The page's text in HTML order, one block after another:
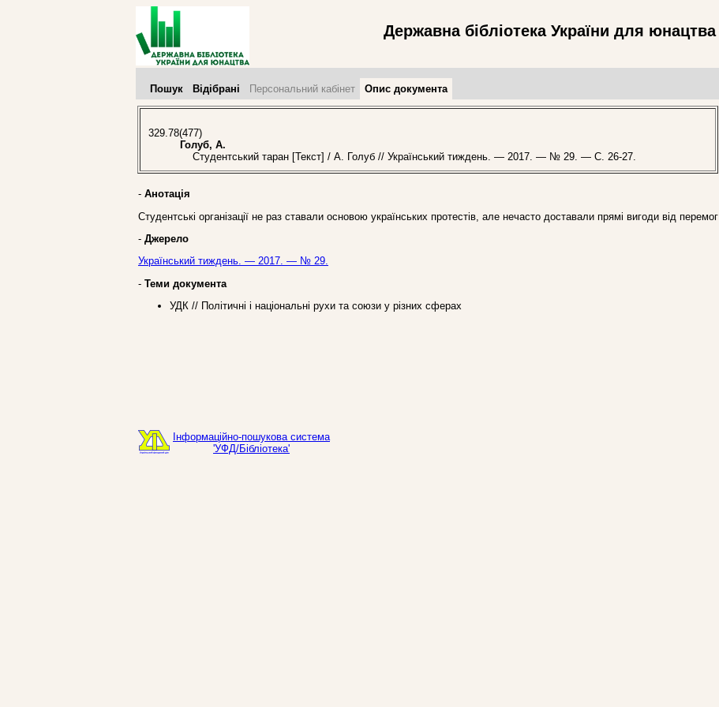
Державна бібліотека України для юнацтва
Пошук Відібрані Персональний кабінет Опис документа
329.78(477)
Голуб, А.
Студентський таран [Текст] / А. Голуб // Український тиждень. — 2017. — № 29. — С. 26-27.
- Анотація
Студентські організації не раз ставали основою українських протестів, але нечасто доставали прямі вигоди від перемог
- Джерело
Український тиждень. — 2017. — № 29.
- Теми документа
УДК // Полiтичнi і національні рухи та союзи у різних сферах
Інформаційно-пошукова система
'УФД/Бібліотека'